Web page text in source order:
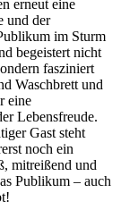
erneut eine
und der
im Sturm
begeistert nicht
fasziniert
Waschbrett und
eine
Lebensfreude.
Gast steht
noch ein
mitreißend und
Publikum – auch